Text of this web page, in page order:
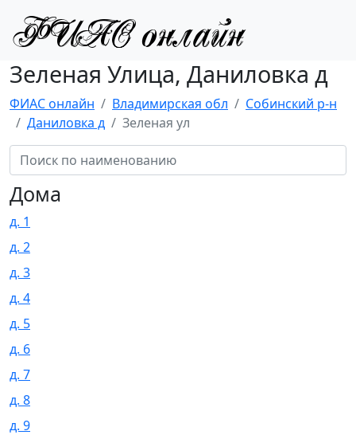
Зеленая Улица, Даниловка д
ФИАС онлайн Владимирская обл
Собинский р-н
Даниловка д
Зеленая ул
Дома
д. 1
д. 2
д. 3
д. 4
д. 5
д. 6
д. 7
д. 8
д. 9